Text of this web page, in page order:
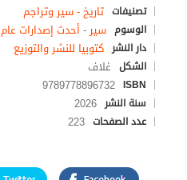
تصنيفات تاريخ - سير وتراجم
الوسوم سير - أحدث إصدارات عام 2026
دار النشر كتوبيا للنشر والتوزيع
الشكل غلاف
ISBN
9789778896732
سنة النشر 2026
عدد الصفحات 223